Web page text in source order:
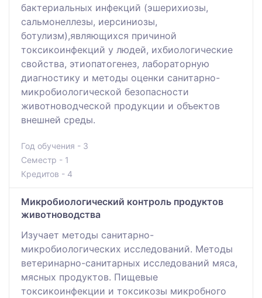
бактериальных инфекций (эшерихиозы,
сальмонеллезы, иерсиниозы,
ботулизм),являющихся причиной
токсикоинфекций у людей, ихбиологические
свойства, этиопатогенез, лабораторную
диагностику и методы оценки санитарно-
микробиологической безопасности
животноводческой продукции и объектов
внешней среды.
Год обучения - 3
Семестр - 1
Кредитов - 4
Микробиологический контроль продуктов
животноводства
Изучает методы санитарно-
микробиологических исследований. Методы
ветеринарно-санитарных исследований мяса,
мясных продуктов. Пищевые
токсикоинфекции и токсикозы микробного